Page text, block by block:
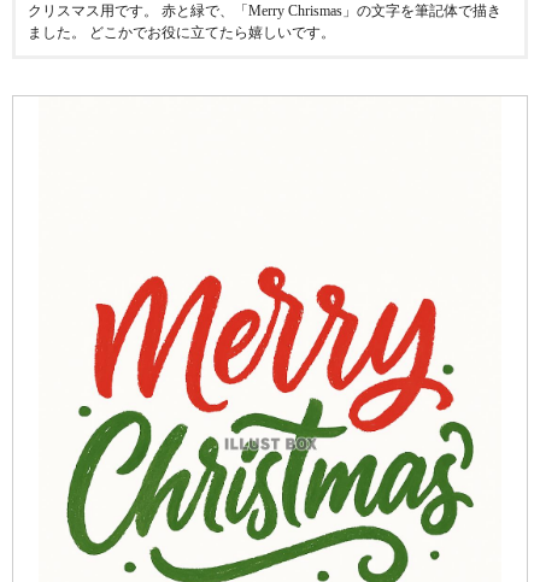
クリスマス用です。 赤と緑で、「Merry Chrismas」の文字を筆記体で描き
ました。 どこかでお役に立てたら嬉しいです。